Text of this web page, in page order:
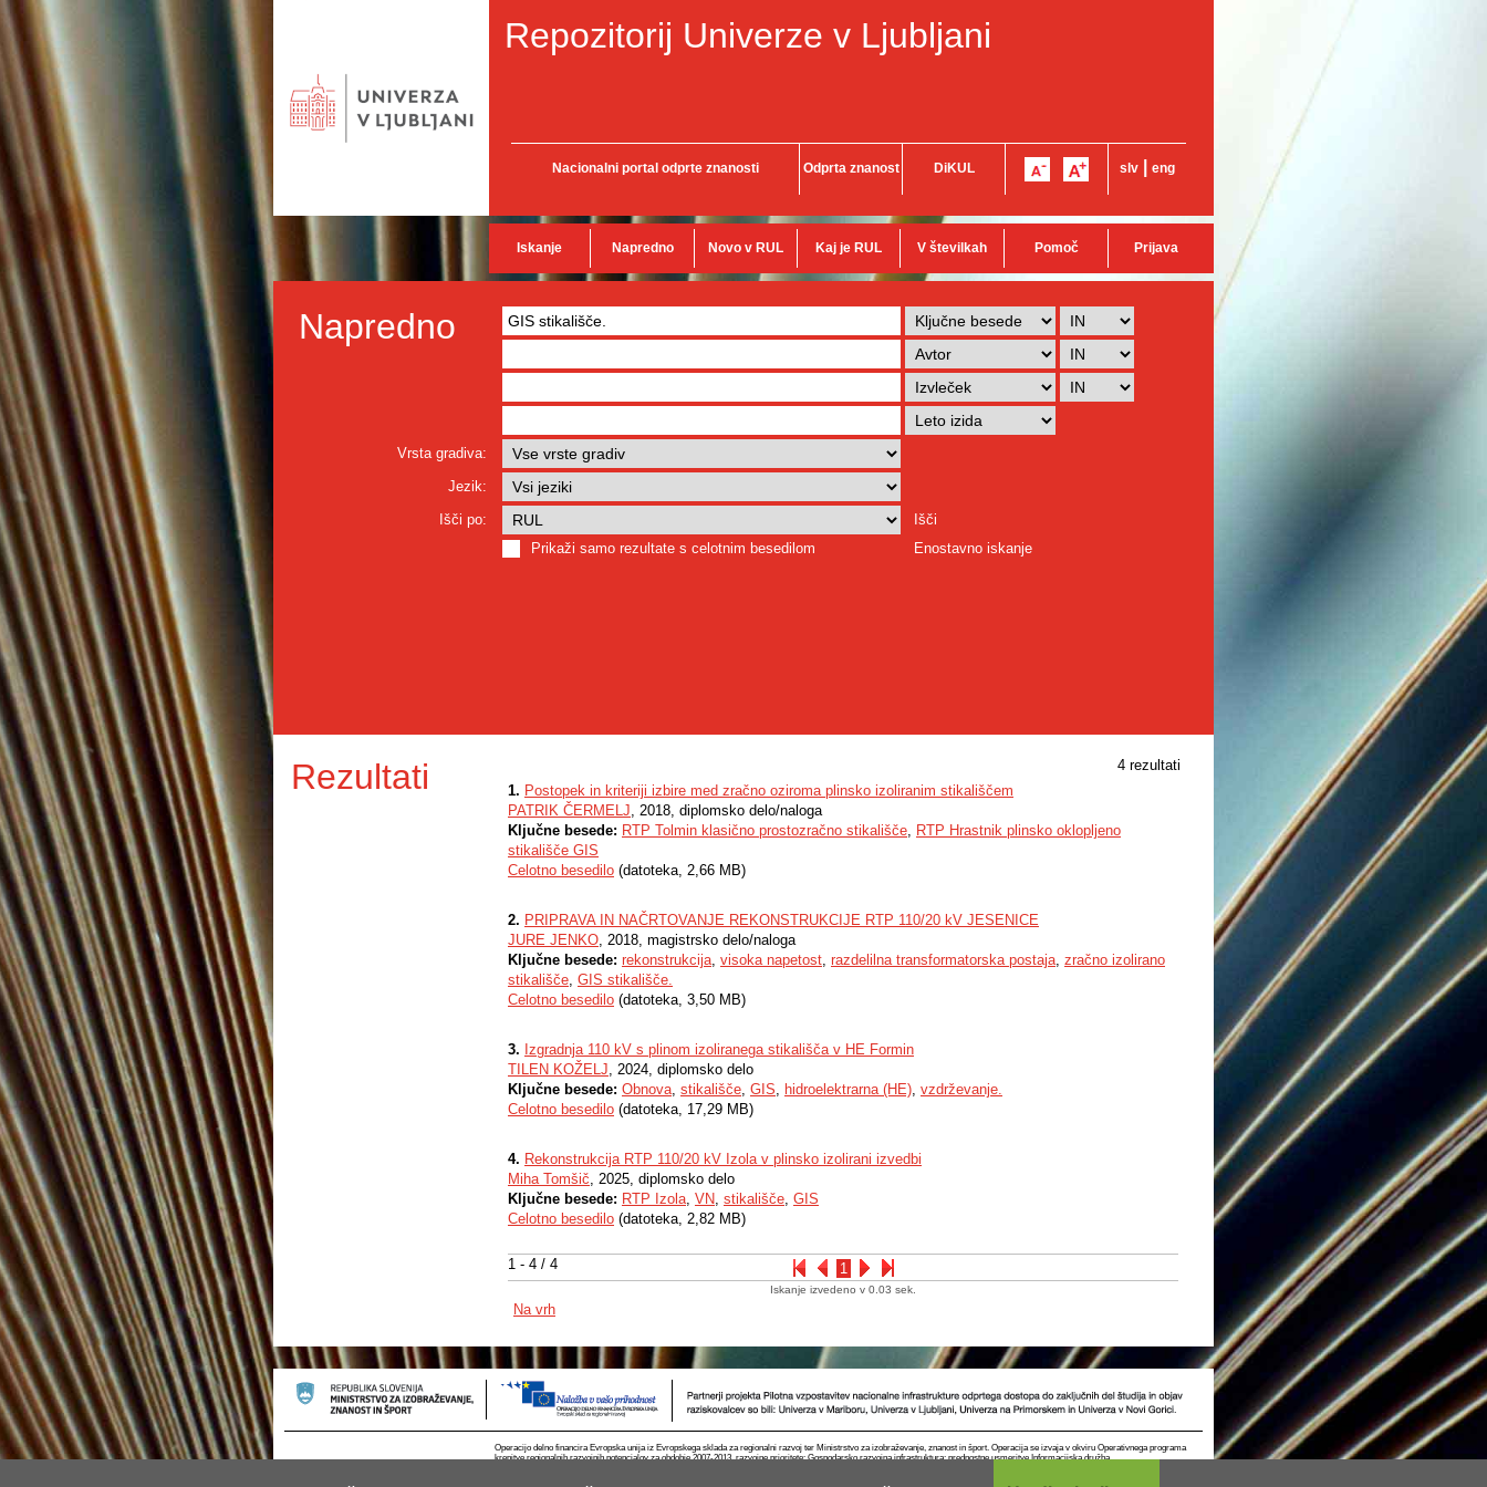
Repozitorij Univerze v Ljubljani
Nacionalni portal odprte znanosti Odprta znanost DiKUL slv eng
Iskanje Napredno Novo v RUL Kaj je RUL V številkah Pomoč Prijava
Napredno
Vrsta gradiva:
Jezik:
Išči po:
Išči
Prikaži samo rezultate s celotnim besedilom
Enostavno iskanje
Rezultati 4 rezultati
1 - 4 / 4 1
1. Postopek in kriteriji izbire med zračno oziroma plinsko izoliranim stikališčem
PATRIK ČERMELJ, 2018, diplomsko delo/naloga
Ključne besede: RTP Tolmin klasično prostozračno stikališče, RTP Hrastnik plinsko oklopljeno
stikališče GIS
Celotno besedilo (datoteka, 2,66 MB)
2. PRIPRAVA IN NAČRTOVANJE REKONSTRUKCIJE RTP 110/20 kV JESENICE
JURE JENKO, 2018, magistrsko delo/naloga
Ključne besede: rekonstrukcija, visoka napetost, razdelilna transformatorska postaja, zračno izolirano
stikališče, GIS stikališče.
Celotno besedilo (datoteka, 3,50 MB)
3. Izgradnja 110 kV s plinom izoliranega stikališča v HE Formin
TILEN KOŽELJ, 2024, diplomsko delo
Ključne besede: Obnova, stikališče, GIS, hidroelektrarna (HE), vzdrževanje.
Celotno besedilo (datoteka, 17,29 MB)
4. Rekonstrukcija RTP 110/20 kV Izola v plinsko izolirani izvedbi
Miha Tomšič, 2025, diplomsko delo
Ključne besede: RTP Izola, VN, stikališče, GIS
Celotno besedilo (datoteka, 2,82 MB)
Iskanje izvedeno v 0.03 sek.
Na vrh
Operacijo delno financira Evropska unija iz Evropskega sklada za regionalni razvoj ter Ministrstvo za izobraževanje, znanost in šport. Operacija se izvaja v okviru Operativnega programa
krepitve regionalnih razvojnih potencialov za obdobje 2007-2013, razvojne prioritete: Gospodarsko razvojna infrastruktura; prednostne usmeritve Informacijska družba.